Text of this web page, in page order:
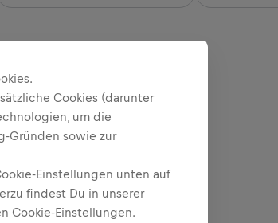
Cookies (darunter
um die
Gründen sowie zur
Einstellungen unten auf
findest Du in unserer
Cookie-Einstellungen.